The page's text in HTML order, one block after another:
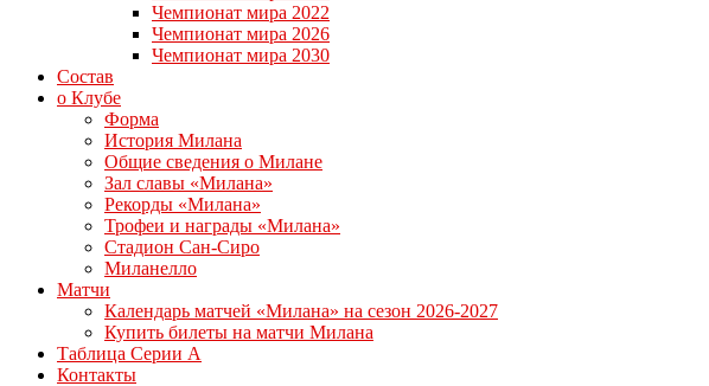
Чемпионат мира 2022
Чемпионат мира 2026
Чемпионат мира 2030
Состав
о Клубе
Форма
История Милана
Общие сведения о Милане
Зал славы «Милана»
Рекорды «Милана»
Трофеи и награды «Милана»
Стадион Сан-Сиро
Миланелло
Матчи
Календарь матчей «Милана» на сезон 2026-2027
Купить билеты на матчи Милана
Таблица Серии А
Контакты